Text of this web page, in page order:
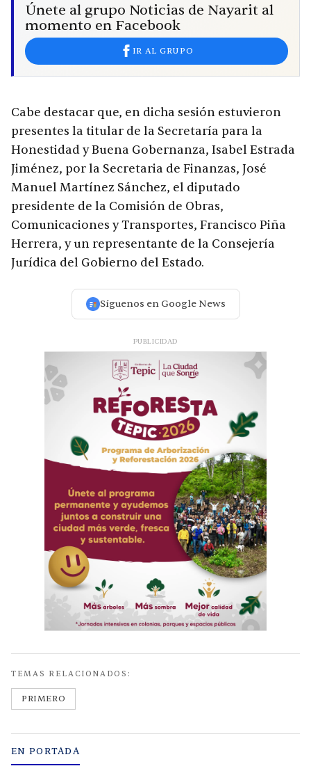
Únete al grupo Noticias de Nayarit al
momento en Facebook
IR AL GRUPO
Cabe destacar que, en dicha sesión estuvieron
presentes la titular de la Secretaría para la
Honestidad y Buena Gobernanza, Isabel Estrada
Jiménez, por la Secretaria de Finanzas, José
Manuel Martínez Sánchez, el diputado
presidente de la Comisión de Obras,
Comunicaciones y Transportes, Francisco Piña
Herrera, y un representante de la Consejería
Jurídica del Gobierno del Estado.
Síguenos en Google News
PUBLICIDAD
TEMAS RELACIONADOS:
PRIMERO
EN PORTADA